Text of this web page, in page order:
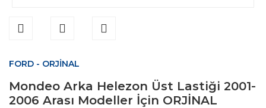
FORD - ORJİNAL
Mondeo Arka Helezon Üst Lastiği 2001-
2006 Arası Modeller İçin ORJİNAL